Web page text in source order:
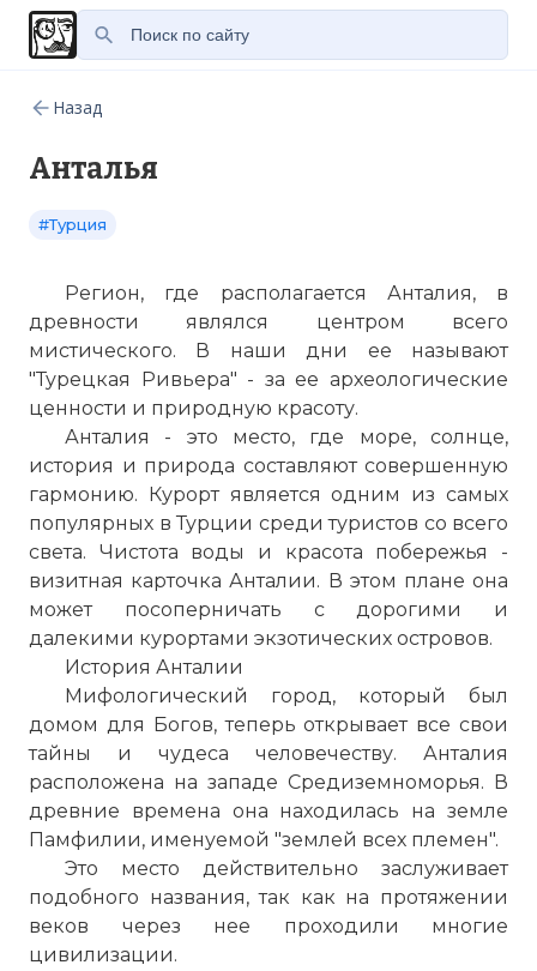
Назад
Анталья
#Турция
Регион, где располагается Анталия, в
древности являлся центром всего
мистического. В наши дни ее называют
"Турецкая Ривьера" - за ее археологические
ценности и природную красоту.
Анталия - это место, где море, солнце,
история и природа составляют совершенную
гармонию. Курорт является одним из самых
популярных в Турции среди туристов со всего
света. Чистота воды и красота побережья -
визитная карточка Анталии. В этом плане она
может посоперничать с дорогими и
далекими курортами экзотических островов.
История Анталии
Мифологический город, который был
домом для Богов, теперь открывает все свои
тайны и чудеса человечеству. Анталия
расположена на западе Средиземноморья. В
древние времена она находилась на земле
Памфилии, именуемой "землей всех племен".
Это место действительно заслуживает
подобного названия, так как на протяжении
веков через нее проходили многие
цивилизации.